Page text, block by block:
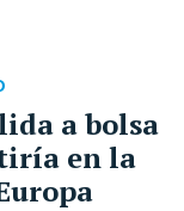
a bolsa
en la